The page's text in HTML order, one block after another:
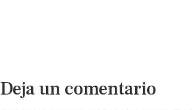
Deja un comentario